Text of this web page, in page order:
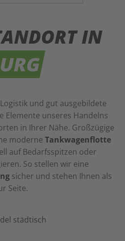
IN
und gut ausgebildete
Elemente unseres Handelns
in Ihrer Nähe. Großzügige
moderne Tankwagenflotte
auf Bedarfsspitzen oder
So stellen wir eine
sicher und stehen Ihnen als
Seite.